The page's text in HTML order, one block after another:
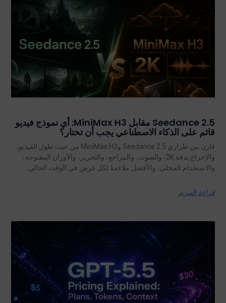
Seedance 2.5 مقابل MiniMax H3: أي نموذج فيديو
قائم على الذكاء الاصطناعي يجب أن تختار؟
قارن بين طرازي Seedance 2.5 وMiniMax H3 من حيث طول الفيديو،
والإخراج بدقة 2K، والصوت، والمراجع، والتحرير، والأوزان المفتوحة،
والاستخدام المحلي، والأفضل ملاءمةً لكل غرض في الوقت الحالي.
قراءة المزيد